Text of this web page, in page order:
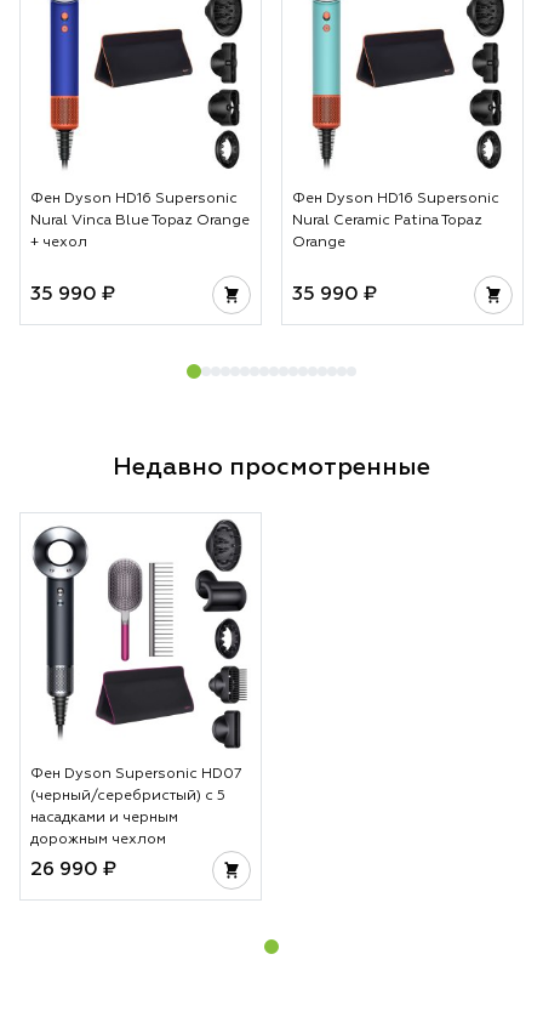
Фен Dyson HD16 Supersonic
Nural Vinca Blue Topaz Orange
+ чехол
35 990 ₽
Фен Dyson HD16 Supersonic
Nural Ceramic Patina Topaz
Orange
35 990 ₽
Недавно просмотренные
Фен Dyson Supersonic HD07
(черный/серебристый) с 5
насадками и черным
дорожным чехлом
26 990 ₽